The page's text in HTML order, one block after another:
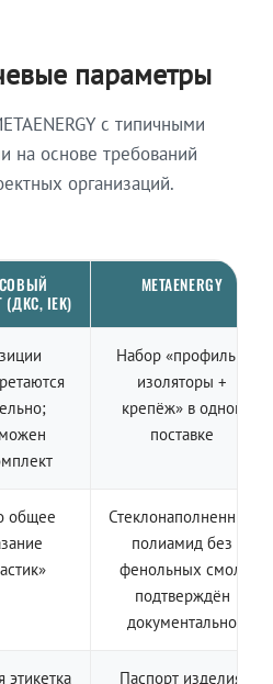
параметры
с типичными
на основе требований
организаций.
(ДКС, IEK)
METAENERGY
Набор «профиль +
изоляторы +
крепёж» в одной
поставке
общее
Стеклонаполненный
полиамид без
фенольных смол,
подтверждён
документально
этикетка Паспорт изделия,